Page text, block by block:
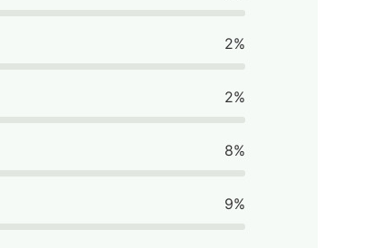
2%
2%
8%
9%